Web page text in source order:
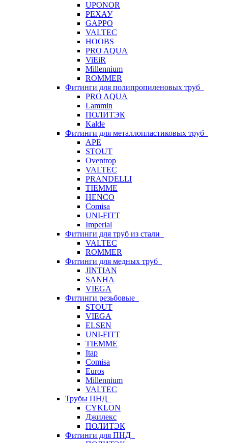
UPONOR
РЕХАУ
GAPPO
VALTEC
HOOBS
PRO AQUA
ViEiR
Millennium
ROMMER
Фитинги для полипропиленовых труб
PRO AQUA
Lammin
ПОЛИТЭК
Kalde
Фитинги для металлопластиковых труб
APE
STOUT
Oventrop
VALTEC
PRANDELLI
TIEMME
HENCO
Comisa
UNI-FITT
Imperial
Фитинги для труб из стали
VALTEC
ROMMER
Фитинги для медных труб
JINTIAN
SANHA
VIEGA
Фитинги резьбовые
STOUT
VIEGA
ELSEN
UNI-FITT
TIEMME
Itap
Comisa
Euros
Millennium
VALTEC
Трубы ПНД
CYKLON
Джилекс
ПОЛИТЭК
Фитинги для ПНД